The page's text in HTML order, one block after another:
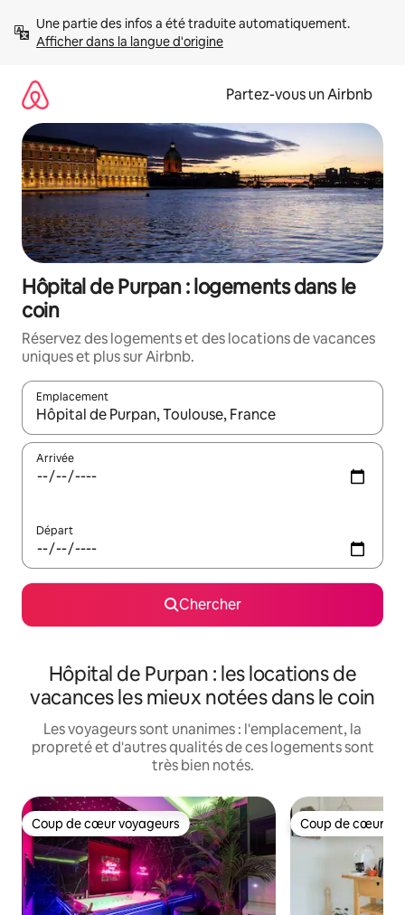
directement
Afficher dans la langue d'origine
Partez-vous un Airbnb
Hôpital de Purpan : logements dans le
coin
Réservez des logements et des locations de vacances
uniques et plus sur Airbnb.
Emplacement
Quand les résultats sont affichés, parcourez-les en utilisant
Arrivée
Départ
Chercher
Hôpital de Purpan : les locations de
vacances les mieux notées dans le coin
Les voyageurs sont unanimes : l'emplacement, la
propreté et d'autres qualités de ces logements sont
très bien notés.
Coup de cœur voyageurs
Coup de cœur voyageurs Coup de cœur
Coup de cœur